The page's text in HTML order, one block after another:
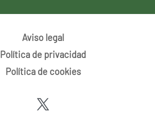
Aviso legal
Política de privacidad
Política de cookies